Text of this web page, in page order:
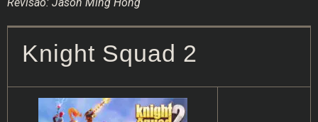
Knight Squad 2